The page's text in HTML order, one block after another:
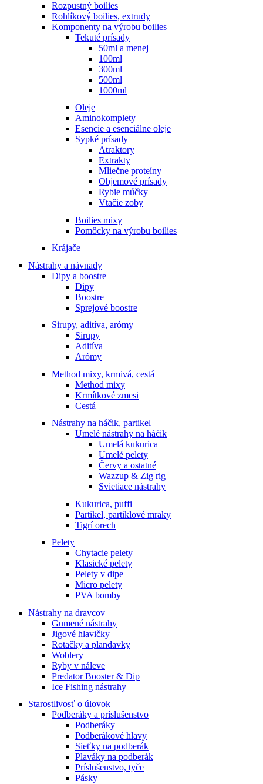
Rozpustný boilies
Rohlíkový boilies, extrudy
Komponenty na výrobu boilies
Tekuté prísady
50ml a menej
100ml
300ml
500ml
1000ml
Oleje
Aminokomplety
Esencie a esenciálne oleje
Sypké prísady
Atraktory
Extrakty
Mliečne proteíny
Objemové prísady
Rybie múčky
Vtačie zoby
Boilies mixy
Pomôcky na výrobu boilies
Krájače
Nástrahy a návnady
Dipy a boostre
Dipy
Boostre
Sprejové boostre
Sirupy, aditíva, arómy
Sirupy
Aditíva
Arómy
Method mixy, krmivá, cestá
Method mixy
Krmítkové zmesi
Cestá
Nástrahy na háčik, partikel
Umelé nástrahy na háčik
Umelá kukurica
Umelé pelety
Červy a ostatné
Wazzup & Zig rig
Svietiace nástrahy
Kukurica, puffi
Partikel, partiklové mraky
Tigrí orech
Pelety
Chytacie pelety
Klasické pelety
Pelety v dipe
Micro pelety
PVA bomby
Nástrahy na dravcov
Gumené nástrahy
Jigové hlavičky
Rotačky a plandavky
Woblery
Ryby v náleve
Predator Booster & Dip
Ice Fishing nástrahy
Starostlivosť o úlovok
Podberáky a príslušenstvo
Podberáky
Podberákové hlavy
Sieťky na podberák
Plaváky na podberák
Príslušenstvo, tyče
Pásky